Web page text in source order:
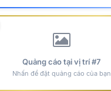
Quảng cáo tại vị trí #7
Nhấn để đặt quảng cáo của bạn